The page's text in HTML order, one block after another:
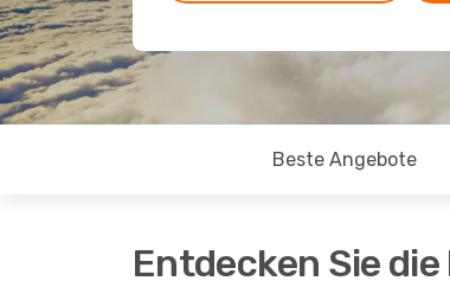
Beste Angebote
Entdecken Sie